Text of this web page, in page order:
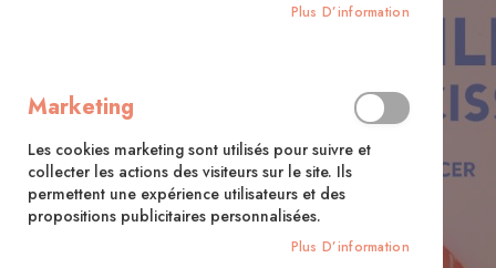
Plus D’information
Marketing
Les cookies marketing sont utilisés pour suivre et
collecter les actions des visiteurs sur le site. Ils
permettent une expérience utilisateurs et des
propositions publicitaires personnalisées.
Plus D’information